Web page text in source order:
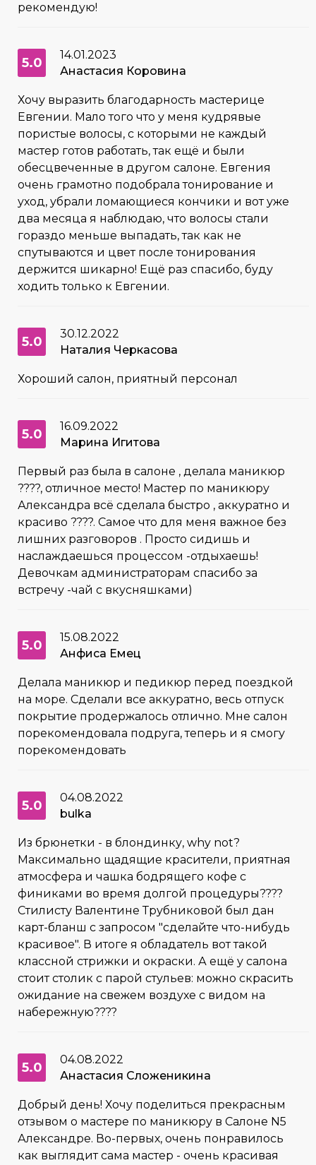
рекомендую!
5.0
14.01.2023
Анастасия Коровина
Хочу выразить благодарность мастерице
Евгении. Мало того что у меня кудрявые
пористые волосы, с которыми не каждый
мастер готов работать, так ещё и были
обесцвеченные в другом салоне. Евгения
очень грамотно подобрала тонирование и
уход, убрали ломающиеся кончики и вот уже
два месяца я наблюдаю, что волосы стали
гораздо меньше выпадать, так как не
спутываются и цвет после тонирования
держится шикарно! Ещё раз спасибо, буду
ходить только к Евгении.
5.0
30.12.2022
Наталия Черкасова
Хороший салон, приятный персонал
5.0
16.09.2022
Марина Игитова
Первый раз была в салоне , делала маникюр
????, отличное место! Мастер по маникюру
Александра всё сделала быстро , аккуратно и
красиво ????. Самое что для меня важное без
лишних разговоров . Просто сидишь и
наслаждаешься процессом -отдыхаешь!
Девочкам администраторам спасибо за
встречу -чай с вкусняшками)
5.0
15.08.2022
Анфиса Емец
Делала маникюр и педикюр перед поездкой
на море. Сделали все аккуратно, весь отпуск
покрытие продержалось отлично. Мне салон
порекомендовала подруга, теперь и я смогу
порекомендовать
5.0
04.08.2022
bulka
Из брюнетки - в блондинку, why not?
Максимально щадящие красители, приятная
атмосфера и чашка бодрящего кофе с
финиками во время долгой процедуры????
Стилисту Валентине Трубниковой был дан
карт-бланш с запросом "сделайте что-нибудь
красивое". В итоге я обладатель вот такой
классной стрижки и окраски. А ещё у салона
стоит столик с парой стульев: можно скрасить
ожидание на свежем воздухе с видом на
набережную????
5.0
04.08.2022
Анастасия Сложеникина
Добрый день! Хочу поделиться прекрасным
отзывом о мастере по маникюру в Салоне N5
Александре. Во-первых, очень понравилось
как выглядит сама мастер - очень красивая